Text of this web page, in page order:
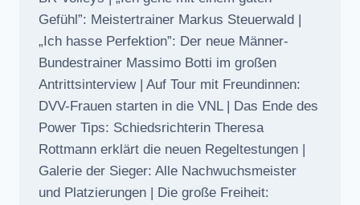
Gefühl”: Meistertrainer Markus Steuerwald |
„Ich hasse Perfektion”: Der neue Männer-
Bundestrainer Massimo Botti im großen
Antrittsinterview | Auf Tour mit Freundinnen:
DVV-Frauen starten in die VNL | Das Ende des
Power Tips: Schiedsrichterin Theresa
Rottmann erklärt die neuen Regeltestungen |
Galerie der Sieger: Alle Nachwuchsmeister
und Platzierungen | Die große Freiheit: